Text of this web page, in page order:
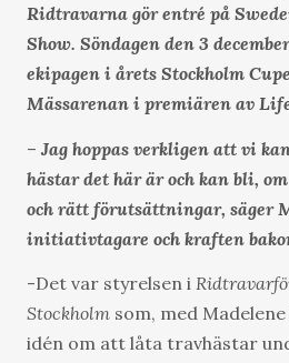
Ridtravarna gör entré på
Show. Söndagen den 3
ekipagen i årets Stockholm
Mässarenan i premiären av
– Jag hoppas verkligen att vi
hästar det här är och kan bli,
och rätt förutsättningar, säger
initiativtagare och kraften
-Det var styrelsen i
Stockholm som, med
idén om att låta travhästar